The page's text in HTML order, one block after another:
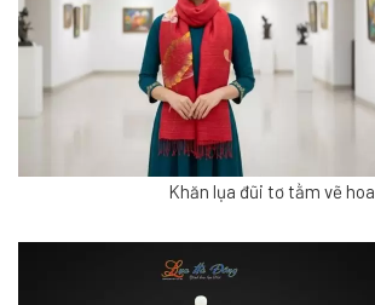
Khăn lụa đũi tơ tằm vẽ hoa